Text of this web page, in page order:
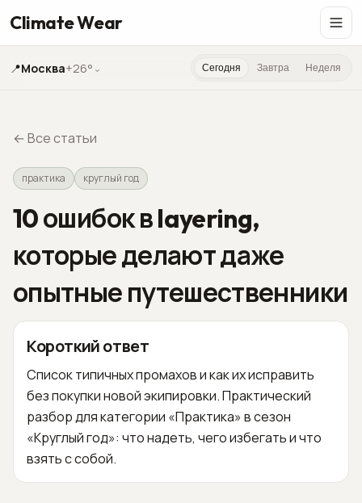
Climate Wear
📍Москва+26° ⌄ Сегодня Завтра Неделя
←Все статьи
практика круглый год
10 ошибок в layering,
которые делают даже
опытные путешественники
Короткий ответ
Список типичных промахов и как их исправить
без покупки новой экипировки. Практический
разбор для категории «Практика» в сезон
«Круглый год»: что надеть, чего избегать и что
взять с собой.